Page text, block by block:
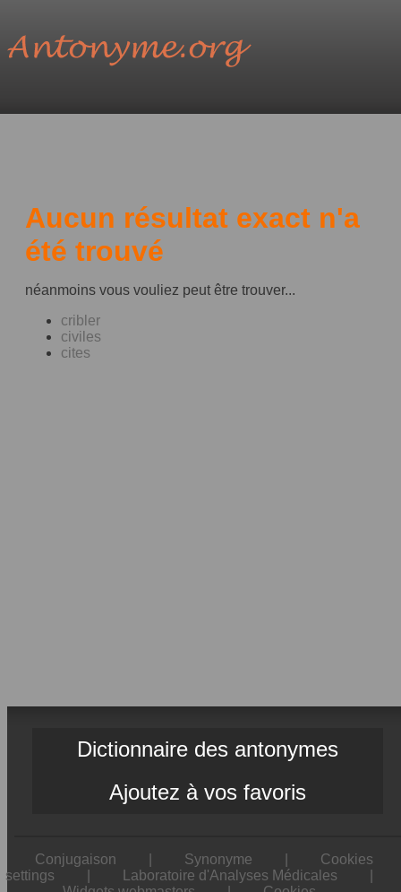
Aucun résultat exact n'a
été trouvé
néanmoins vous vouliez peut être trouver...
cribler
civiles
cites
Dictionnaire des antonymes
Ajoutez à vos favoris
Conjugaison Synonyme
Cookies
settings
Laboratoire d'Analyses Médicales